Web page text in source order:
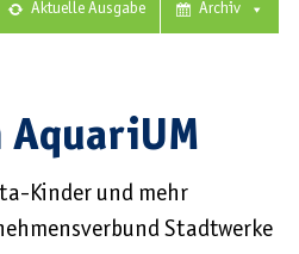
Archiv
Aktuelle Ausgabe
AquariUM
Kinder und mehr
Stadtwerke